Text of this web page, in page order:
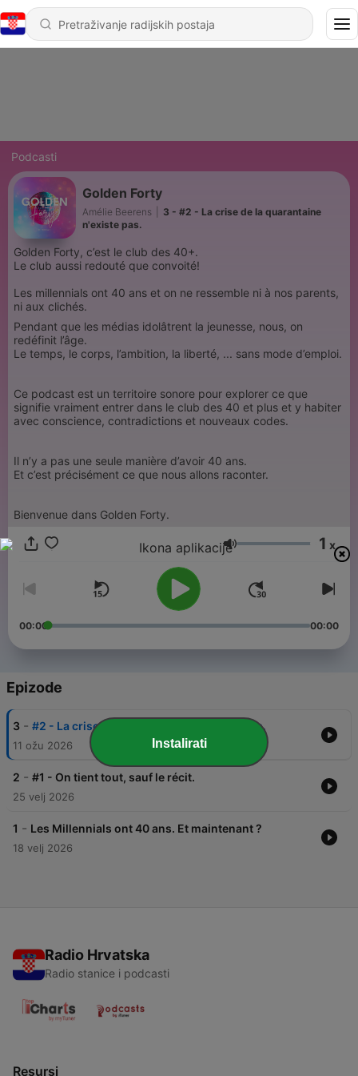
Podcasti
Golden Forty
Amélie Beerens
3 - #2 - La crise de la quarantaine
n'existe pas.
Golden Forty, c’est le club des 40+.
Le club aussi redouté que convoité!
Les millennials ont 40 ans et on ne ressemble ni à nos parents,
ni aux clichés.
Pendant que les médias idolâtrent la jeunesse, nous, on
redéfinit l’âge.
Le temps, le corps, l’ambition, la liberté, ... sans mode d’emploi.
Ce podcast est un territoire sonore pour explorer ce que
signifie vraiment entrer dans le club des 40 et plus et y habiter
avec conscience, contradictions et nouveaux codes.
Il n’y a pas une seule manière d’avoir 40 ans.
Et c’est précisément ce que nous allons raconter.
Bienvenue dans Golden Forty.
Glasnoća 1 x
00:00 00:00
Epizode
3 - #2 - La crise de la quarantaine n'existe pas.
11 ožu 2026
2 - #1 - On tient tout, sauf le récit.
25 velj 2026
1 - Les Millennials ont 40 ans. Et maintenant ?
18 velj 2026
Radio Hrvatska
Radio stanice i podcasti
Resursi
Instalirati